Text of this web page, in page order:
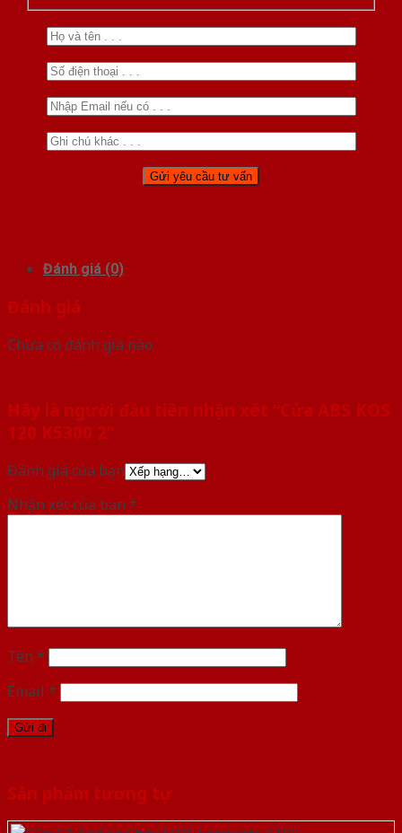
Đánh giá (0)
Đánh giá
Chưa có đánh giá nào.
Hãy là người đầu tiên nhận xét “Cửa ABS KOS
120 K5300 2”
Đánh giá của bạn
Nhận xét của bạn *
Tên *
Email *
Sản phẩm tương tự